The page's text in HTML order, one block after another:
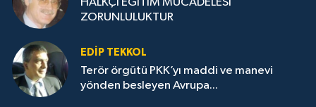
HALKÇI EĞİTİM MÜCADELESİ
ZORUNLULUKTUR
EDIP TEKKOL
Terör örgütü PKK’yı maddi ve manevi
yönden besleyen Avrupa...